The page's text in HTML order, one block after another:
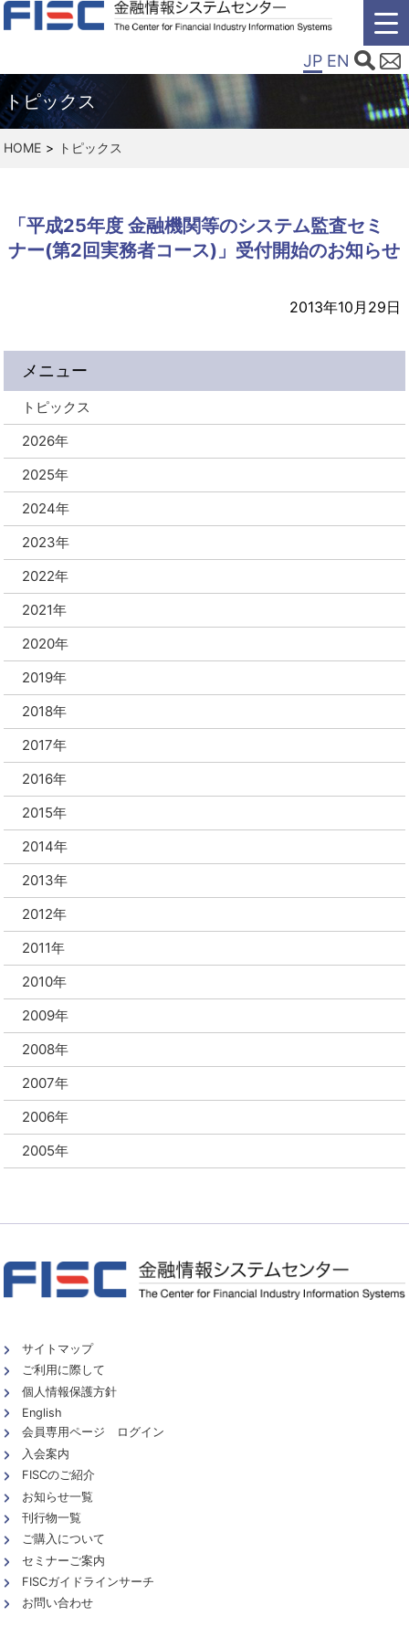
JP EN
トピックス
HOME トピックス
「平成25年度 金融機関等のシステム監査セミ
ナー(第2回実務者コース)」受付開始のお知らせ
2013年10月29日
メニュー
トピックス
2026年
2025年
2024年
2023年
2022年
2021年
2020年
2019年
2018年
2017年
2016年
2015年
2014年
2013年
2012年
2011年
2010年
2009年
2008年
2007年
2006年
2005年
サイトマップ
ご利用に際して
個人情報保護方針
English
会員専用ページ ログイン
入会案内
FISCのご紹介
お知らせ一覧
刊行物一覧
ご購入について
セミナーご案内
FISCガイドラインサーチ
お問い合わせ